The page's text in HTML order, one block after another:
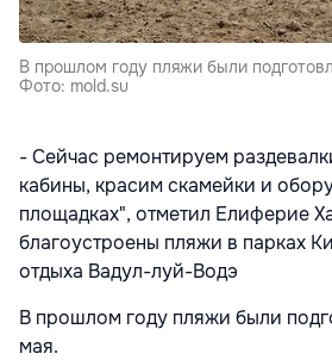
В прошлом году пляжи были
Фото: mold.su
- Сейчас ремонтируем
кабины, красим скамейки и
площадках", отметил Елиферие
благоустроены пляжи в парках
отдыха Вадул-луй-Водэ
В прошлом году пляжи были
мая.